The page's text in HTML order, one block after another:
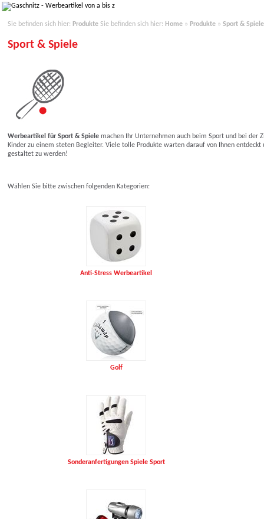
Sie befinden sich hier: Produkte Sie befinden sich hier: Home » Produkte » Sport & Spiele
Sport & Spiele
Werbeartikel für Sport & Spiele machen Ihr Unternehmen auch beim Sport und bei der
Kinder zu einem steten Begleiter. Viele tolle Produkte warten darauf von Ihnen entdeckt
gestaltet zu werden!
Wählen Sie bitte zwischen folgenden Kategorien:
Anti-Stress Werbeartikel
Golf
Sonderanfertigungen Spiele Sport